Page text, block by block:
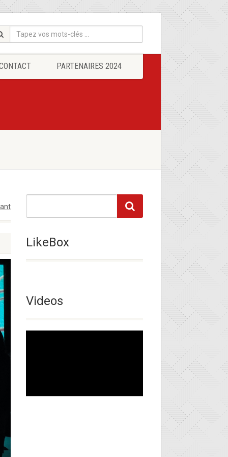
PARTENAIRES 2024
LikeBox
Videos